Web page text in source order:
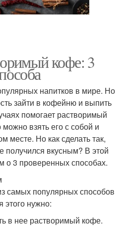
кофе: 3
напитков в мире. Но
зайти в кофейню и выпить
помогает растворимый
взять его с собой и
месте. Но как сделать так,
получился вкусным? В этой
о 3 проверенных способах.
самых популярных способов
этого нужно:
в нее растворимый кофе.